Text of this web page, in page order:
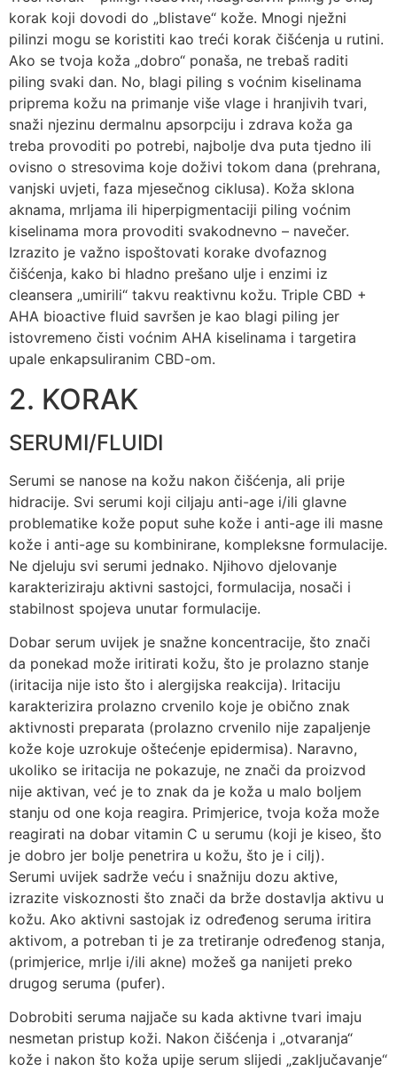
korak koji dovodi do „blistave“ kože. Mnogi nježni
pilinzi mogu se koristiti kao treći korak čišćenja u rutini.
Ako se tvoja koža „dobro“ ponaša, ne trebaš raditi
piling svaki dan. No, blagi piling s voćnim kiselinama
priprema kožu na primanje više vlage i hranjivih tvari,
snaži njezinu dermalnu apsorpciju i zdrava koža ga
treba provoditi po potrebi, najbolje dva puta tjedno ili
ovisno o stresovima koje doživi tokom dana (prehrana,
vanjski uvjeti, faza mjesečnog ciklusa). Koža sklona
aknama, mrljama ili hiperpigmentaciji piling voćnim
kiselinama mora provoditi svakodnevno – navečer.
Izrazito je važno ispoštovati korake dvofaznog
čišćenja, kako bi hladno prešano ulje i enzimi iz
cleansera „umirili“ takvu reaktivnu kožu. Triple CBD +
AHA bioactive fluid savršen je kao blagi piling jer
istovremeno čisti voćnim AHA kiselinama i targetira
upale enkapsuliranim CBD-om.
2. KORAK
SERUMI/FLUIDI
Serumi se nanose na kožu nakon čišćenja, ali prije
hidracije. Svi serumi koji ciljaju anti-age i/ili glavne
problematike kože poput suhe kože i anti-age ili masne
kože i anti-age su kombinirane, kompleksne formulacije.
Ne djeluju svi serumi jednako. Njihovo djelovanje
karakteriziraju aktivni sastojci, formulacija, nosači i
stabilnost spojeva unutar formulacije.
Dobar serum uvijek je snažne koncentracije, što znači
da ponekad može iritirati kožu, što je prolazno stanje
(iritacija nije isto što i alergijska reakcija). Iritaciju
karakterizira prolazno crvenilo koje je obično znak
aktivnosti preparata (prolazno crvenilo nije zapaljenje
kože koje uzrokuje oštećenje epidermisa). Naravno,
ukoliko se iritacija ne pokazuje, ne znači da proizvod
nije aktivan, već je to znak da je koža u malo boljem
stanju od one koja reagira. Primjerice, tvoja koža može
reagirati na dobar vitamin C u serumu (koji je kiseo, što
je dobro jer bolje penetrira u kožu, što je i cilj).
Serumi uvijek sadrže veću i snažniju dozu aktive,
izrazite viskoznosti što znači da brže dostavlja aktivu u
kožu. Ako aktivni sastojak iz određenog seruma iritira
aktivom, a potreban ti je za tretiranje određenog stanja,
(primjerice, mrlje i/ili akne) možeš ga nanijeti preko
drugog seruma (pufer).
Dobrobiti seruma najjače su kada aktivne tvari imaju
nesmetan pristup koži. Nakon čišćenja i „otvaranja“
kože i nakon što koža upije serum slijedi „zaključavanje“